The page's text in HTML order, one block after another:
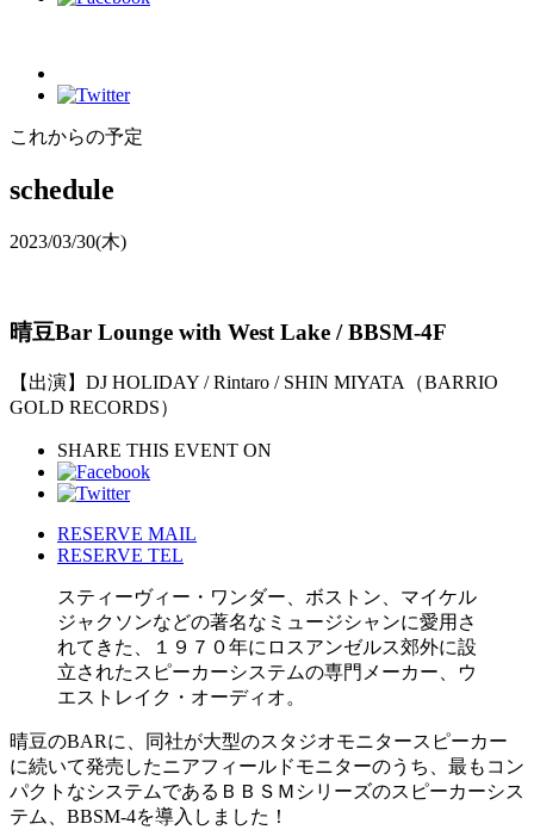
これからの予定
schedule
2023/03/30(木)
晴豆Bar Lounge with West Lake / BBSM-4F
【出演】DJ HOLIDAY / Rintaro / SHIN MIYATA（BARRIO
GOLD RECORDS）
SHARE THIS EVENT ON
RESERVE MAIL
RESERVE TEL
スティーヴィー・ワンダー、ボストン、マイケル
ジャクソンなどの著名なミュージシャンに愛用さ
れてきた、１９７０年にロスアンゼルス郊外に設
立されたスピーカーシステムの専門メーカー、ウ
エストレイク・オーディオ。
晴豆のBARに、同社が大型のスタジオモニタースピーカー
に続いて発売したニアフィールドモニターのうち、最もコン
パクトなシステムであるＢＢＳＭシリーズのスピーカーシス
テム、BBSM-4を導入しました！